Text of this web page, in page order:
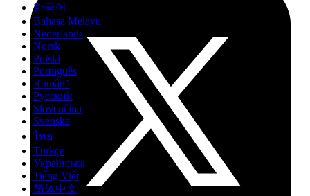
한국어
Bahasa Melayu
Nederlands
Norsk
Polski
Português
Română
Русский
Slovenčina
Svenska
ไทย
Türkçe
Українська
Tiếng Việt
简体中文